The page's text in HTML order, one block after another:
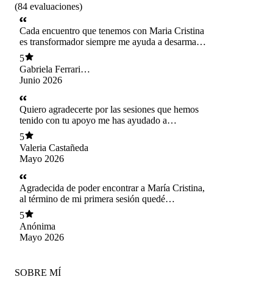
(84 evaluaciones)
Cada encuentro que tenemos con Maria Cristina
es transformador siempre me ayuda a desarmar
los enredos 🥰 agradecida de su
acompañamiento.
5
Gabriela Ferrari
Díaz
Junio 2026
Quiero agradecerte por las sesiones que hemos
tenido con tu apoyo me has ayudado a
valorarme como mujer y a reconstruirme. Te
agradezco especialmente por acompañarme en
este proceso con tanta empatía, sensibilidad y
paciencia, has sido una gran guía en mi proceso
de sanción.
5
Valeria Castañeda
Mayo 2026
Agradecida de poder encontrar a María Cristina,
al término de mi primera sesión quedé
satisfecha, feliz, me siento escuchada y
comprendida, en un espacio seguro y
confidencial. Muchísimas gracias!! Recomiendo
a que se atrevan a conocerla!
5
Anónima
Mayo 2026
SOBRE MÍ